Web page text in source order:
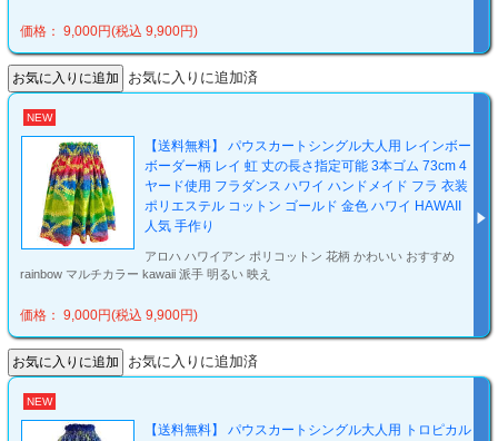
価格： 9,000円(税込 9,900円)
お気に入りに追加済
NEW
【送料無料】 パウスカートシングル大人用 レインボー
ボーダー柄 レイ 虹 丈の長さ指定可能 3本ゴム 73cm 4
ヤード使用 フラダンス ハワイ ハンドメイド フラ 衣装
ポリエステル コットン ゴールド 金色 ハワイ HAWAII
人気 手作り
アロハ ハワイアン ポリコットン 花柄 かわいい おすすめ
rainbow マルチカラー kawaii 派手 明るい 映え
価格： 9,000円(税込 9,900円)
お気に入りに追加済
NEW
【送料無料】 パウスカートシングル大人用 トロピカル